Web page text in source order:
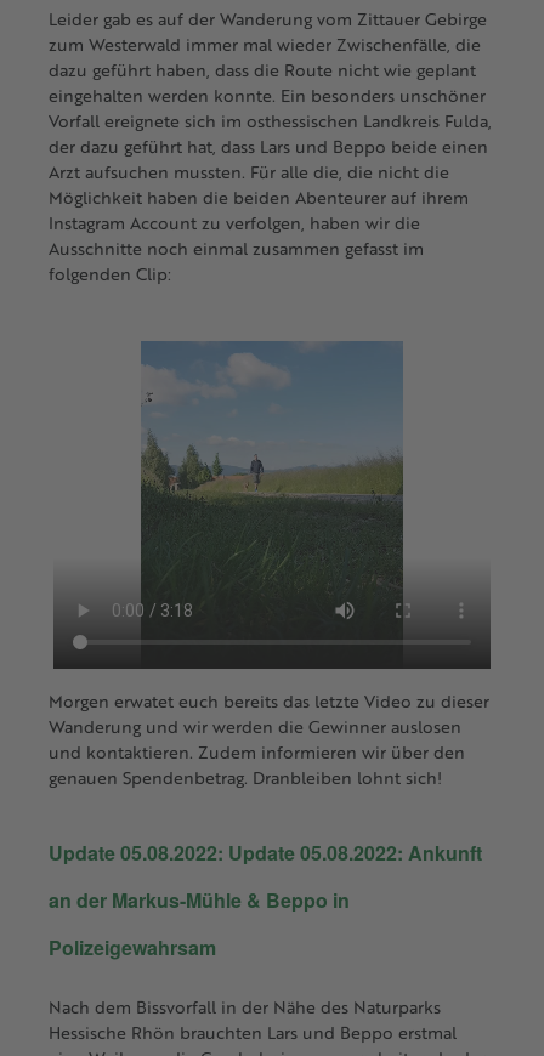
Leider gab es auf der Wanderung vom Zittauer Gebirge
zum Westerwald immer mal wieder Zwischenfälle, die
dazu geführt haben, dass die Route nicht wie geplant
eingehalten werden konnte. Ein besonders unschöner
Vorfall ereignete sich im osthessischen Landkreis Fulda,
der dazu geführt hat, dass Lars und Beppo beide einen
Arzt aufsuchen mussten. Für alle die, die nicht die
Möglichkeit haben die beiden Abenteurer auf ihrem
Instagram Account zu verfolgen, haben wir die
Ausschnitte noch einmal zusammen gefasst im
folgenden Clip:
Morgen erwatet euch bereits das letzte Video zu dieser
Wanderung und wir werden die Gewinner auslosen
und kontaktieren. Zudem informieren wir über den
genauen Spendenbetrag. Dranbleiben lohnt sich!
Update 05.08.2022: Update 05.08.2022: Ankunft
an der Markus-Mühle & Beppo in
Polizeigewahrsam
Nach dem Bissvorfall in der Nähe des Naturparks
Hessische Rhön brauchten Lars und Beppo erstmal